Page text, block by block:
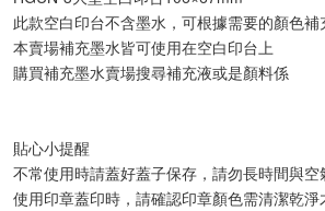
此款空白印台不含墨水，可根據需要的顏色補
本賣場補充墨水皆可使用在空白印台上
購買補充墨水賣場搜尋補充液或是顏料係
貼心小提醒
不常使用時請蓋好蓋子保存，請勿長時間與空
使用印章蓋印時，請確認印章顏色需清潔乾